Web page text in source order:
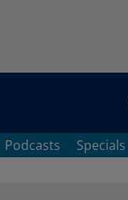
Podcasts Specials